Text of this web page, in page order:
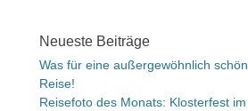
Neueste Beiträge
Was für eine außergewöhnlich
Reise!
Reisefoto des Monats: Klosterfest